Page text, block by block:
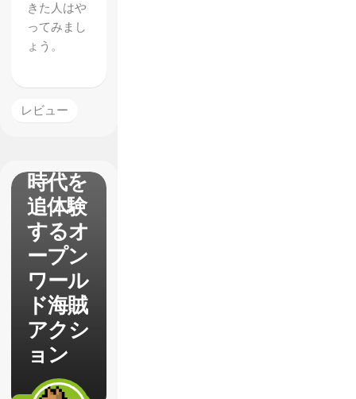
きた人はや
ってみまし
ょう。
レビュー
ックフ
ラッ
グ】レ
ビュー
カリブ
時代を
追体験
するオ
ープン
ワール
ド海賊
アクシ
ョン